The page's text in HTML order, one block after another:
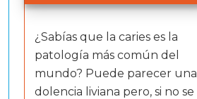
¿Sabías que la caries es la
patología más común del
mundo? Puede parecer una
dolencia liviana pero, si no se